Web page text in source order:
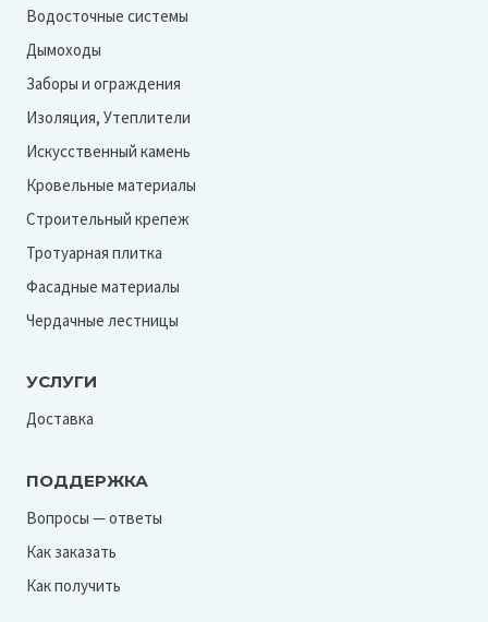
Водосточные системы
Дымоходы
Заборы и ограждения
Изоляция, Утеплители
Искусственный камень
Кровельные материалы
Строительный крепеж
Тротуарная плитка
Фасадные материалы
Чердачные лестницы
УСЛУГИ
Доставка
ПОДДЕРЖКА
Вопросы — ответы
Как заказать
Как получить